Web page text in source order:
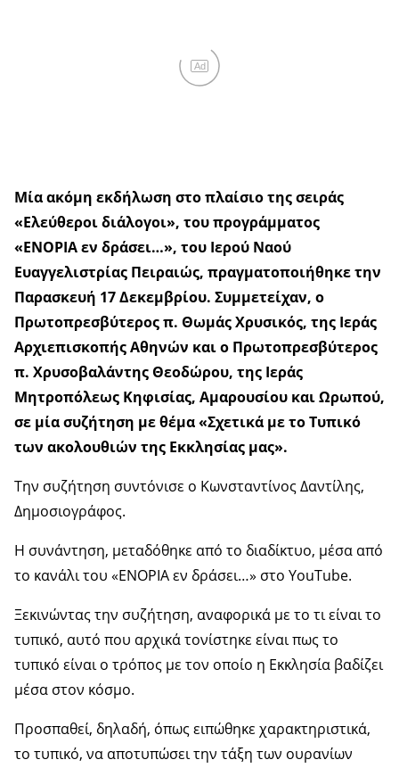
Ad
Μία ακόμη εκδήλωση στο πλαίσιο της σειράς
«Ελεύθεροι διάλογοι», του προγράμματος
«ΕΝΟΡΙΑ εν δράσει…», του Ιερού Ναού
Ευαγγελιστρίας Πειραιώς, πραγματοποιήθηκε την
Παρασκευή 17 Δεκεμβρίου. Συμμετείχαν, ο
Πρωτοπρεσβύτερος π. Θωμάς Χρυσικός, της Ιεράς
Αρχιεπισκοπής Αθηνών και ο Πρωτοπρεσβύτερος
π. Χρυσοβαλάντης Θεοδώρου, της Ιεράς
Μητροπόλεως Κηφισίας, Αμαρουσίου και Ωρωπού,
σε μία συζήτηση με θέμα «Σχετικά με το Τυπικό
των ακολουθιών της Εκκλησίας μας».
Την συζήτηση συντόνισε ο Κωνσταντίνος Δαντίλης,
Δημοσιογράφος.
Η συνάντηση, μεταδόθηκε από το διαδίκτυο, μέσα από
το κανάλι του «ΕΝΟΡΙΑ εν δράσει…» στο YouTube.
Ξεκινώντας την συζήτηση, αναφορικά με το τι είναι το
τυπικό, αυτό που αρχικά τονίστηκε είναι πως το
τυπικό είναι ο τρόπος με τον οποίο η Εκκλησία βαδίζει
μέσα στον κόσμο.
Προσπαθεί, δηλαδή, όπως ειπώθηκε χαρακτηριστικά,
το τυπικό, να αποτυπώσει την τάξη των ουρανίων